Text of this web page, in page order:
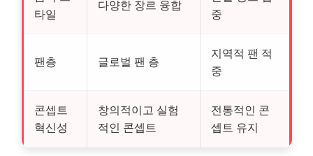
타일
다양한 장르 융합
중
팬층 글로벌 팬 층
지역적 팬 적
중
콘셉트
혁신성
창의적이고 실험
적인 콘셉트
전통적인 콘
셉트 유지